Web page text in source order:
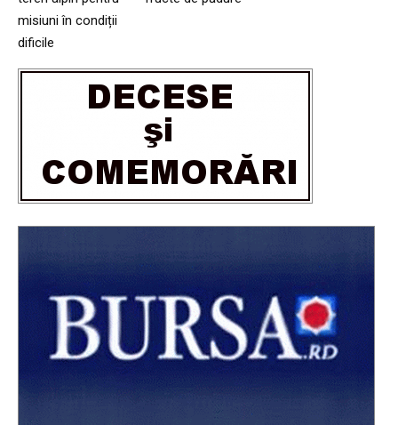
misiuni în condiții
dificile